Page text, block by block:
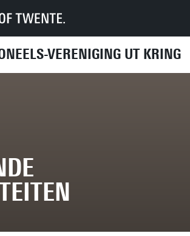
VERENIGING UT KRING
activiteiten
KOMENDE ACTIVITEITEN